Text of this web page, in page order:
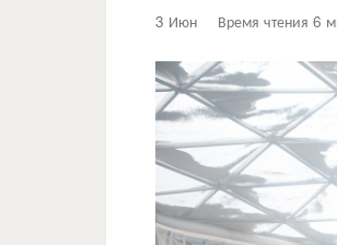
3 Июн Время чтения 6